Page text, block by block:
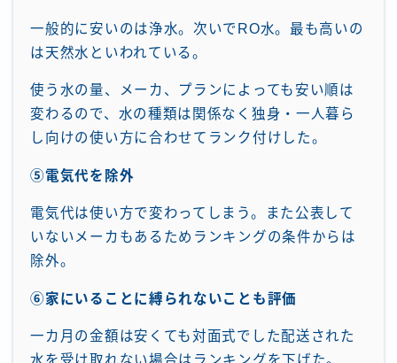
一般的に安いのは浄水。次いでRO水。最も高いの
は天然水といわれている。
使う水の量、メーカ、プランによっても安い順は
変わるので、水の種類は関係なく独身・一人暮ら
し向けの使い方に合わせてランク付けした。
⑤電気代を除外
電気代は使い方で変わってしまう。また公表して
いないメーカもあるためランキングの条件からは
除外。
⑥家にいることに縛られないことも評価
一カ月の金額は安くても対面式でした配送された